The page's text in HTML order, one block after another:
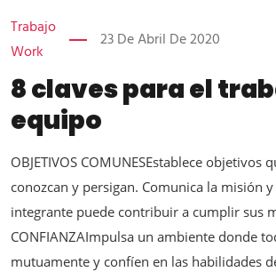
Trabajo
Work
23 De Abril De 2020
8 claves para el
equipo
OBJETIVOS COMUNESEstablece objetivos
conozcan y persigan. Comunica la misión
integrante puede contribuir a cumplir sus
CONFIANZAImpulsa un ambiente donde
mutuamente y confíen en las habilidades